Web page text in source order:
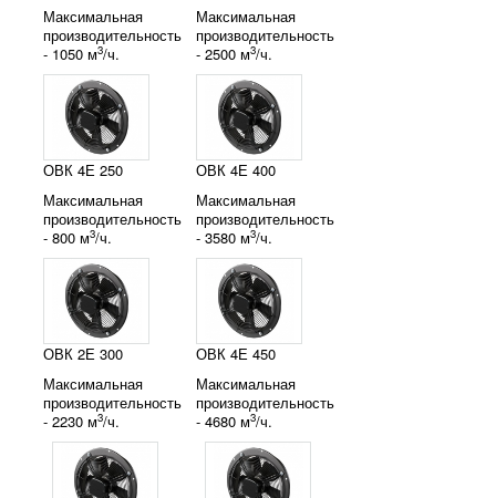
Максимальная
производительность
- 1050 м3/ч.
ОВК 4Е 250
Максимальная
производительность
- 800 м3/ч.
ОВК 2Е 300
Максимальная
производительность
- 2230 м3/ч.
Максимальная
производительность
- 2500 м3/ч.
ОВК 4Е 400
Максимальная
производительность
- 3580 м3/ч.
ОВК 4Е 450
Максимальная
производительность
- 4680 м3/ч.